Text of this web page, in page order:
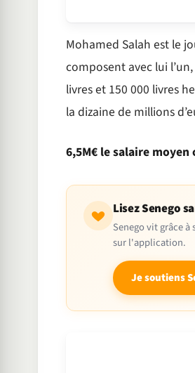
Mohamed Salah est le
composent avec lui
livres et 150 000 livres
la dizaine de millions
6,5M€ le salaire moyen
Lisez Senego
Senego vit grâce
sur l'application.
Je soutiens